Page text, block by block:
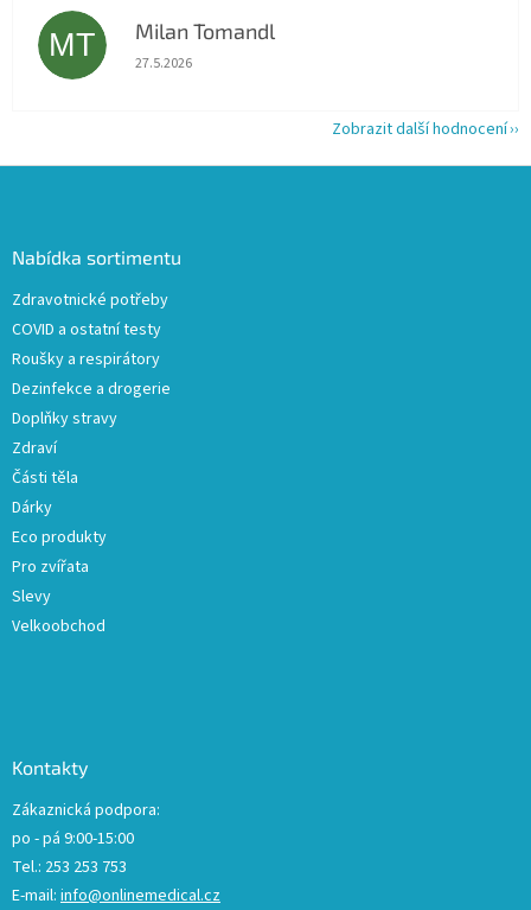
MT Milan Tomandl
Hodnocení obchodu je 5 z 5 hvězdiček.
27.5.2026
Zobrazit další hodnocení
Nabídka sortimentu
Zdravotnické potřeby
COVID a ostatní testy
Roušky a respirátory
Dezinfekce a drogerie
Doplňky stravy
Zdraví
Části těla
Dárky
Eco produkty
Pro zvířata
Slevy
Velkoobchod
Kontakty
Zákaznická podpora:
po - pá 9:00-15:00
Tel.: 253 253 753
E-mail: info@onlinemedical.cz